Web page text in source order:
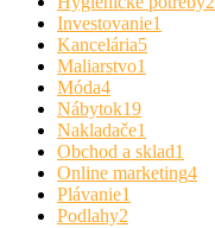
Investovanie1
Kancelária5
Maliarstvo1
Móda4
Nábytok19
Nakladače1
Obchod a sklad1
Online marketing4
Plávanie1
Podlahy2